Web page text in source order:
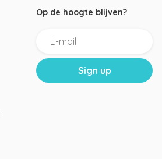
Op de hoogte blijven?